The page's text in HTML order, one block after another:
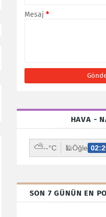
Mesaj *
HAVA -
⛅--°C 🕌Öğle
SON 7 GÜNÜN EN